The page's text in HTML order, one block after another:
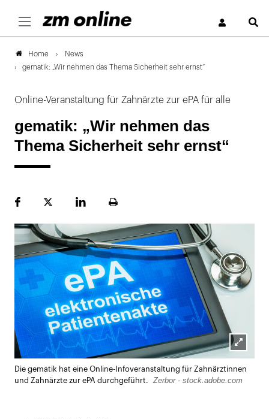
Home
News
gematik: „Wir nehmen das Thema Sicherheit sehr ernst“
Online-Veranstaltung für Zahnärzte zur ePA für alle
gematik: „Wir nehmen das
Thema Sicherheit sehr ernst“
FacebookPlattformLinekdInSeite
Lightbox
öffnen
Die gematik hat eine Online-Infoveranstaltung für Zahnärztinnen
und Zahnärzte zur ePA durchgeführt.
Zerbor - stock.adobe.com